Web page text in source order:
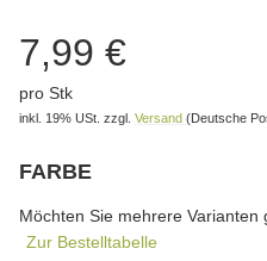
7,99 €
pro Stk
inkl. 19% USt. zzgl. Versand (Deutsche
FARBE
Möchten Sie mehrere Varianten
Zur Bestelltabelle